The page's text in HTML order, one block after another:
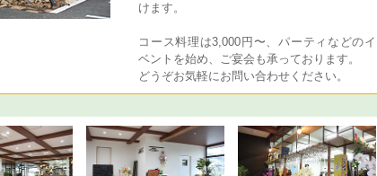
けます。
コース料理は3,000円〜、パーティなどのイ
ベントを始め、ご宴会も承っております。
どうぞお気軽にお問い合わせください。